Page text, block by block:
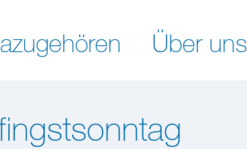
Über uns